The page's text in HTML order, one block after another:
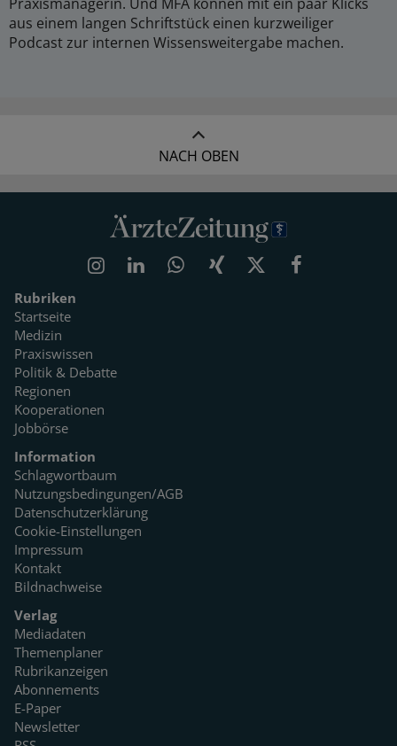
aus einem langen Schriftstück einen kurzweiliger
Podcast zur internen Wissensweitergabe machen.
NACH OBEN
Rubriken
Startseite
Medizin
Praxiswissen
Politik & Debatte
Regionen
Kooperationen
Jobbörse
Information
Schlagwortbaum
Nutzungsbedingungen/AGB
Datenschutzerklärung
Cookie-Einstellungen
Impressum
Kontakt
Bildnachweise
Verlag
Mediadaten
Themenplaner
Rubrikanzeigen
Abonnements
E-Paper
Newsletter